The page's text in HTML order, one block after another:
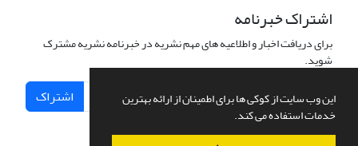
این وب سایت از کوکی ها برای اطمینان از ارائه بهترین
خدمات استفاده می کند.
اشتراک خبرنامه
برای دریافت اخبار و اطلاعیه های مهم نشریه در خبرنامه نشریه مشترک
شوید.
اشتراک